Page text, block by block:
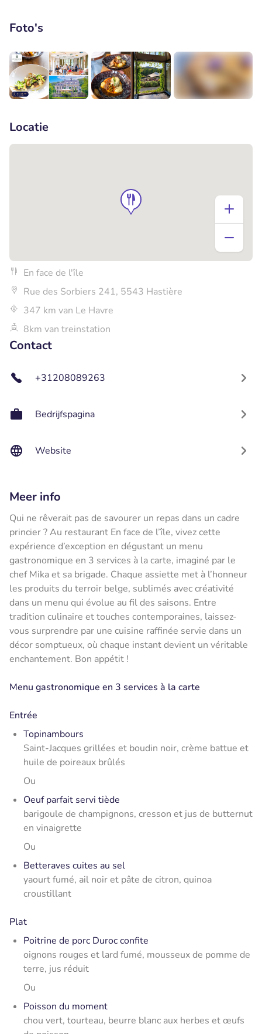
Foto's
Locatie
En face de l'île
Rue des Sorbiers 241, 5543 Hastière
347 km van Le Havre
8km van treinstation
Contact
+31208089263
Bedrijfspagina
Website
Meer info
Qui ne rêverait pas de savourer un repas dans un cadre
princier ? Au restaurant En face de l’île, vivez cette
expérience d’exception en dégustant un menu
gastronomique en 3 services à la carte, imaginé par le
chef Mika et sa brigade. Chaque assiette met à l’honneur
les produits du terroir belge, sublimés avec créativité
dans un menu qui évolue au fil des saisons. Entre
tradition culinaire et touches contemporaines, laissez-
vous surprendre par une cuisine raffinée servie dans un
décor somptueux, où chaque instant devient un véritable
enchantement. Bon appétit !
Menu gastronomique en 3 services à la carte
Entrée
Topinambours
Saint-Jacques grillées et boudin noir, crème battue et
huile de poireaux brûlés
Ou
Oeuf parfait servi tiède
barigoule de champignons, cresson et jus de butternut
en vinaigrette
Ou
Betteraves cuites au sel
yaourt fumé, ail noir et pâte de citron, quinoa
croustillant
Plat
Poitrine de porc Duroc confite
oignons rouges et lard fumé, mousseux de pomme de
terre, jus réduit
Ou
Poisson du moment
chou vert, tourteau, beurre blanc aux herbes et œufs